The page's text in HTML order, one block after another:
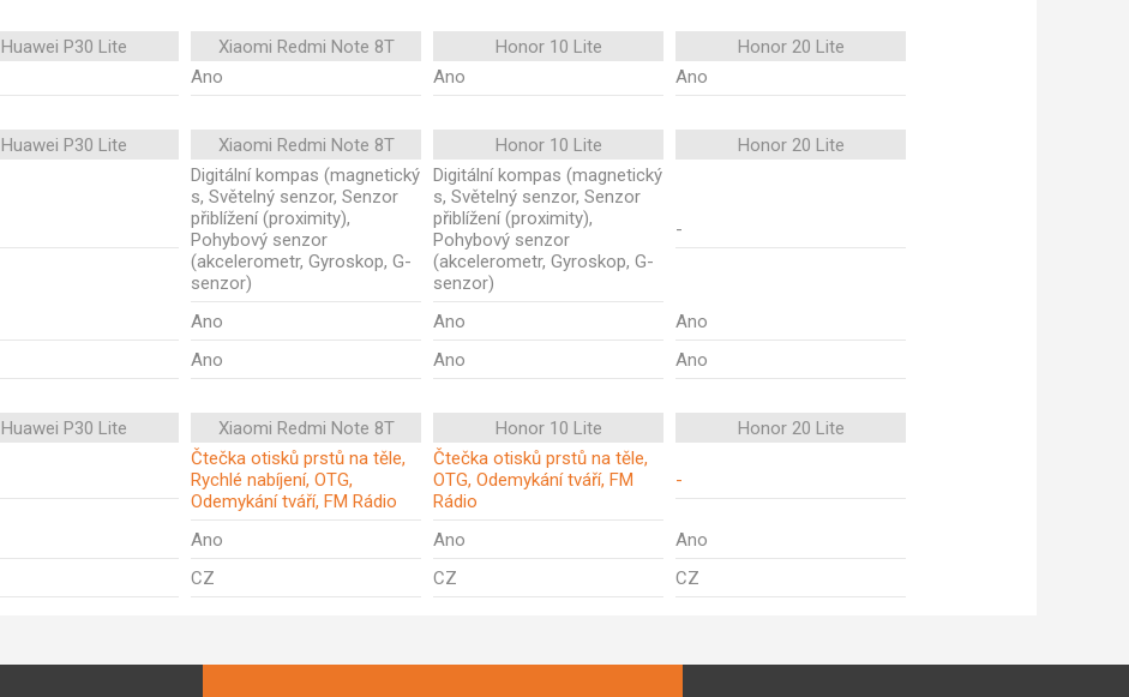
Huawei P30 Lite Xiaomi Redmi Note 8T Honor 10 Lite
Honor 20 Lite
Ano Ano Ano
Huawei P30 Lite Xiaomi Redmi Note 8T Honor 10 Lite Honor 20 Lite
Digitální kompas (magnetický
s, Světelný senzor, Senzor
přiblížení (proximity),
Pohybový senzor
(akcelerometr, Gyroskop, G-
senzor)
Digitální kompas (magnetický
s, Světelný senzor, Senzor
přiblížení (proximity),
Pohybový senzor
(akcelerometr, Gyroskop, G-
senzor)
-
Ano Ano
Ano
Ano Ano Ano
Huawei P30 Lite Xiaomi Redmi Note 8T Honor 10 Lite Honor 20 Lite
Čtečka otisků prstů na těle,
Rychlé nabíjení, OTG,
Odemykání tváří, FM Rádio
Čtečka otisků prstů na těle,
OTG, Odemykání tváří, FM
Rádio
-
Ano Ano
Ano
CZ CZ CZ